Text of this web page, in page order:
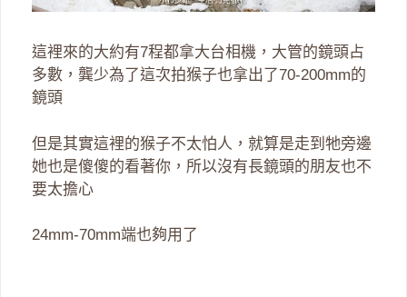
這裡來的大約有7程都拿大台相機，大管的鏡頭占
多數，龔少為了這次拍猴子也拿出了70-200mm的
鏡頭
但是其實這裡的猴子不太怕人，就算是走到牠旁邊
她也是傻傻的看著你，所以沒有長鏡頭的朋友也不
要太擔心
24mm-70mm端也夠用了